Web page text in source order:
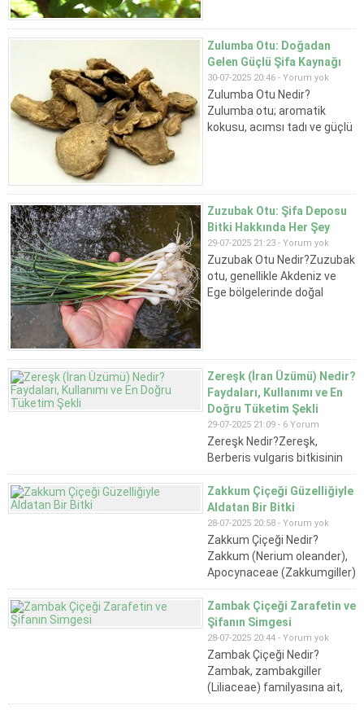
Zerdali, Prunus armeniaca
türüne ait kayısı türlerinden
biridir. Ancak kültür
kayısılarına göre daha küçük,
daha mayhoş ve genellikle
çekirdekli...
Zulumba Otu: Doğadan
Gelen Güçlü Şifa Kaynağı
30-07-2025 20:46 - Yorum yok
Zulumba Otu Nedir?
Zulumba otu; aromatik
kokusu, acımsı tadı ve güçlü
Halk arasında "zulumba"
adıyla bilinse de, farklı
bölgelerde çeşitli adlarla da
anılmaktadır. Latince ismi
kesinleşmemiş olmakla
birlikte, bazı kaynaklarca...
Zuzubak Otu: Şifa Deposu
Bitki Hakkında Her Şey
29-07-2025 21:23 - Yorum yok
Zuzubak Otu Nedir?Zuzubak
otu, genellikle Akdeniz ve
Ege bölgelerinde doğal
adı Sideritis syriaca olan bu
bitki, halk arasında dağ çayı
olarak da bilinir. Antioksidan
ve anti-inflamatuar
özellikleri sayesinde...
Zereşk (İran Üzümü) Nedir?
Faydaları, Kullanımı ve En
Doğru Tüketim Şekli
29-07-2025 21:09 - 6 Yorum
Zereşk Nedir?Zereşk,
Berberis vulgaris bitkisinin
meyvesidir. Kırmızı, küçük ve
çekirdekli yapısıyla dikkat
çeker. Genellikle kurutulmuş
olarak tüketilir ve
antioksidan içeriğiyle öne
çıkar. Özellikle İran,
Afganistan, Pakistan ve
Türkiye'nin bazı doğu
bölgelerinde yaygın olarak
kullanılır.Zereşk Nerede
Yetişir?Zereşk bitkisi, İran'ın
Horasan bölgesi...
Zakkum Çiçeği Güzelliğiyle
Aldatan Bir Bitki
28-07-2025 20:58 - Yorum yok
Zakkum Çiçeği Nedir?
Zakkum (Nerium oleander),
Apocynaceae (Zakkumgiller)
familyasına ait, her mevsim
yeşil kalan çalı formunda,
çok yıllık bir bitkidir. Genellikle
pembe, beyaz veya kırmızı
tonlarda çiçek açan zakkum,
oldukça zehirli bir bitkidir.
Tarih boyunca hem tıbbi
hem de sembolik
Zambak Çiçeği Zarafetin ve
Şifanın Simgesi
28-07-2025 20:44 - Yorum yok
Zambak Çiçeği Nedir?
Zambak, zambakgiller
(Liliaceae) familyasına ait,
soğanlı ve çok yıllık bir